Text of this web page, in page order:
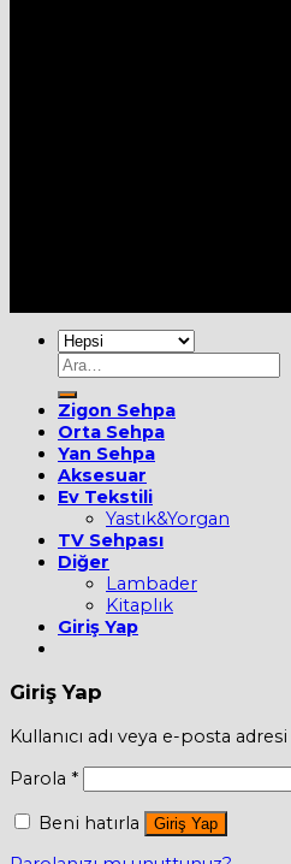
Ara:
Zigon Sehpa
Orta Sehpa
Yan Sehpa
Aksesuar
Ev Tekstili
Yastık&Yorgan
TV Sehpası
Diğer
Lambader
Kitaplık
Giriş Yap
Giriş Yap
Kullanıcı adı veya e-posta adresi
Parola *
Beni hatırla Giriş Yap